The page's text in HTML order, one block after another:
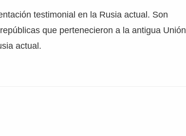
testimonial en la Rusia actual. Son
que pertenecieron a la antigua Unión
actual.